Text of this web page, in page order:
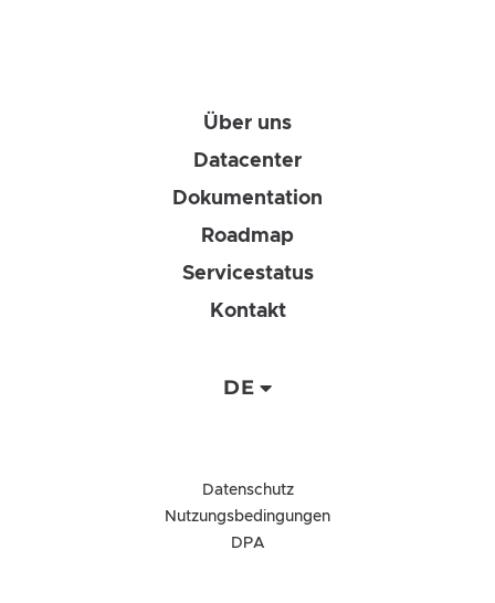
Über uns
Datacenter
Dokumentation
Roadmap
Servicestatus
Kontakt
DE
Datenschutz
Nutzungsbedingungen
DPA